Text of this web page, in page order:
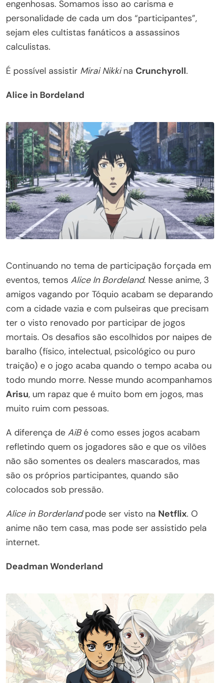
engenhosas. Somamos isso ao carisma e
personalidade de cada um dos “participantes”,
sejam eles cultistas fanáticos a assassinos
calculistas.
É possível assistir Mirai Nikkina Crunchyroll.
Alice in Bordeland
Continuando no tema de participação forçada em
eventos, temos Alice In Bordeland. Nesse anime, 3
amigos vagando por Tóquio acabam se deparando
com a cidade vazia e com pulseiras que precisam
ter o visto renovado por participar de jogos
mortais. Os desafios são escolhidos por naipes de
baralho (físico, intelectual, psicológico ou puro
traição) e o jogo acaba quando o tempo acaba ou
todo mundo morre. Nesse mundo acompanhamos
Arisu, um rapaz que é muito bom em jogos, mas
muito ruim com pessoas.
A diferença de AiBé como esses jogos acabam
refletindo quem os jogadores são e que os vilões
não são somentes os dealers mascarados, mas
são os próprios participantes, quando são
colocados sob pressão.
Alice in Borderlandpode ser visto na Netflix. O
anime não tem casa, mas pode ser assistido pela
internet.
Deadman Wonderland